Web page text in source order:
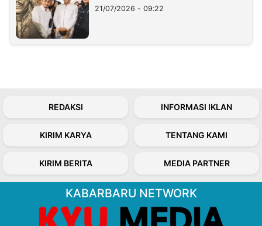
21/07/2026 - 09:22
REDAKSI INFORMASI IKLAN
KIRIM KARYA TENTANG KAMI
KIRIM BERITA MEDIA PARTNER
KABARBARU NETWORK